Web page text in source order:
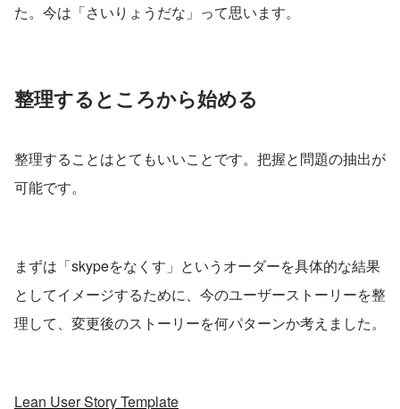
た。今は「さいりょうだな」って思います。
整理するところから始める
整理することはとてもいいことです。把握と問題の抽出が
可能です。
まずは「skypeをなくす」というオーダーを具体的な結果
としてイメージするために、今のユーザーストーリーを整
理して、変更後のストーリーを何パターンか考えました。
Lean User Story Template